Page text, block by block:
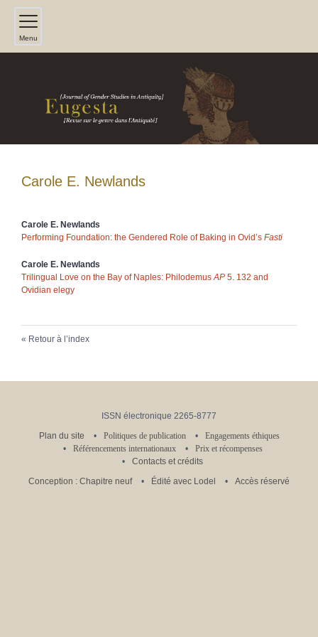
Menu
Carole E. Newlands
Carole E. Newlands
Performing Foundation: the Gendered Role of Baking in Ovid’s Fasti
Carole E. Newlands
Trilingual Love on the Bay of Naples: PhilodemusAP 5. 132 and
Ovidian elegy
Retour à l’index
ISSN électronique 2265-8777
Plan du site
Politiques de publication
Engagements éthiques
Référencements internationaux
Prix et récompenses
Contacts et crédits
Conception : Chapitre neuf
Édité avec Lodel Accès réservé